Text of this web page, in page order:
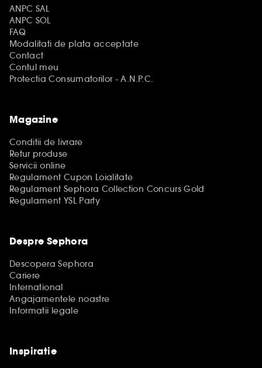
ANPC SAL
ANPC SOL
FAQ
Modalitati de plata acceptate
Contact
Contul meu
Protectia Consumatorilor - A.N.P.C.
Magazine
Conditii de livrare
Retur produse
Servicii online
Regulament Cupon Loialitate
Regulament Sephora Collection Concurs Gold
Regulament YSL Party
Despre Sephora
Descopera Sephora
Cariere
International
Angajamentele noastre
Informatii legale
Inspiratie